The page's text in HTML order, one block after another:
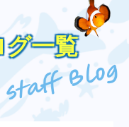
一覧